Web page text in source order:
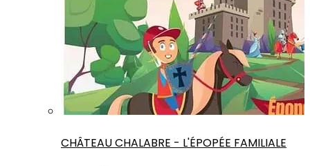
CHÂTEAU CHALABRE - L'ÉPOPÉE FAMILIALE